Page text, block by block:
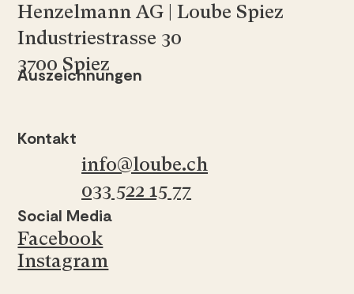
info@loube.ch
033 522 15 77
Kontakt
Facebook
Instagram
Social Media
Auszeichnungen
Henzelmann AG | Loube Spiez
Industriestrasse 30
3700 Spiez